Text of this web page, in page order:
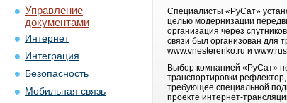
Управление
документами
Интернет
Интеграция
Безопасность
Мобильная связь
Специалисты «РуСат»
целью модернизации
организация через
связи был организован для
www.vnesterenko.ru и
Выбор компанией «РуСат»
транспортировки
требующее специальной
проекте интернет-